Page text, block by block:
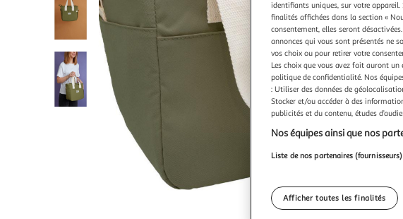
identifiants uniques, sur votre appareil.
finalités affichées dans la section «
consentement, elles seront
annonces qui vous sont présentés ne
vos choix ou pour retirer votre
Les choix que vous avez fait auront
politique de confidentialité. Nos
: Utiliser des données de
Stocker et/ou accéder à des
publicités et du contenu, études
Nos équipes ainsi que nos
Liste de nos partenaires (fournisseurs)
Afficher toutes les finalités